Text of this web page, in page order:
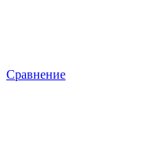
Сравнение